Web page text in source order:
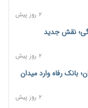
۲ روز پیش
نقش جدید
۲ روز پیش
بانک رفاه وارد میدان
۲ روز پیش